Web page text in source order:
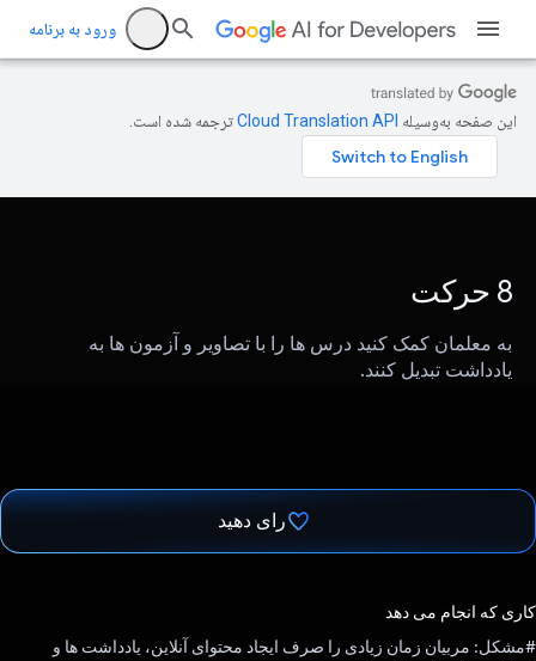
ورود به برنامه
این صفحه به‌وسیله ترجمه شده است.
8 حرکت
به معلمان کمک کنید درس ها را با تصاویر و آزمون ها به
یادداشت تبدیل کنند.
رای دهید
کاری که انجام می دهد
#مشکل: مربیان زمان زیادی را صرف ایجاد محتوای آنلاین، یادداشت ها و